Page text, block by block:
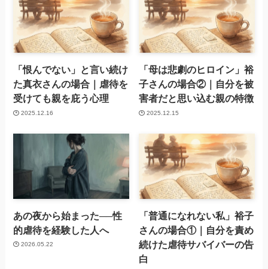
「恨んでない」と言い続け
た真衣さんの場合｜虐待を
受けても親を庇う心理
2025.12.16
「母は悲劇のヒロイン」裕
子さんの場合②｜自分を被
害者だと思い込む親の特徴
2025.12.15
あの夜から始まった──性
的虐待を経験した人へ
2026.05.22
「普通になれない私」裕子
さんの場合①｜自分を責め
続けた虐待サバイバーの告
白